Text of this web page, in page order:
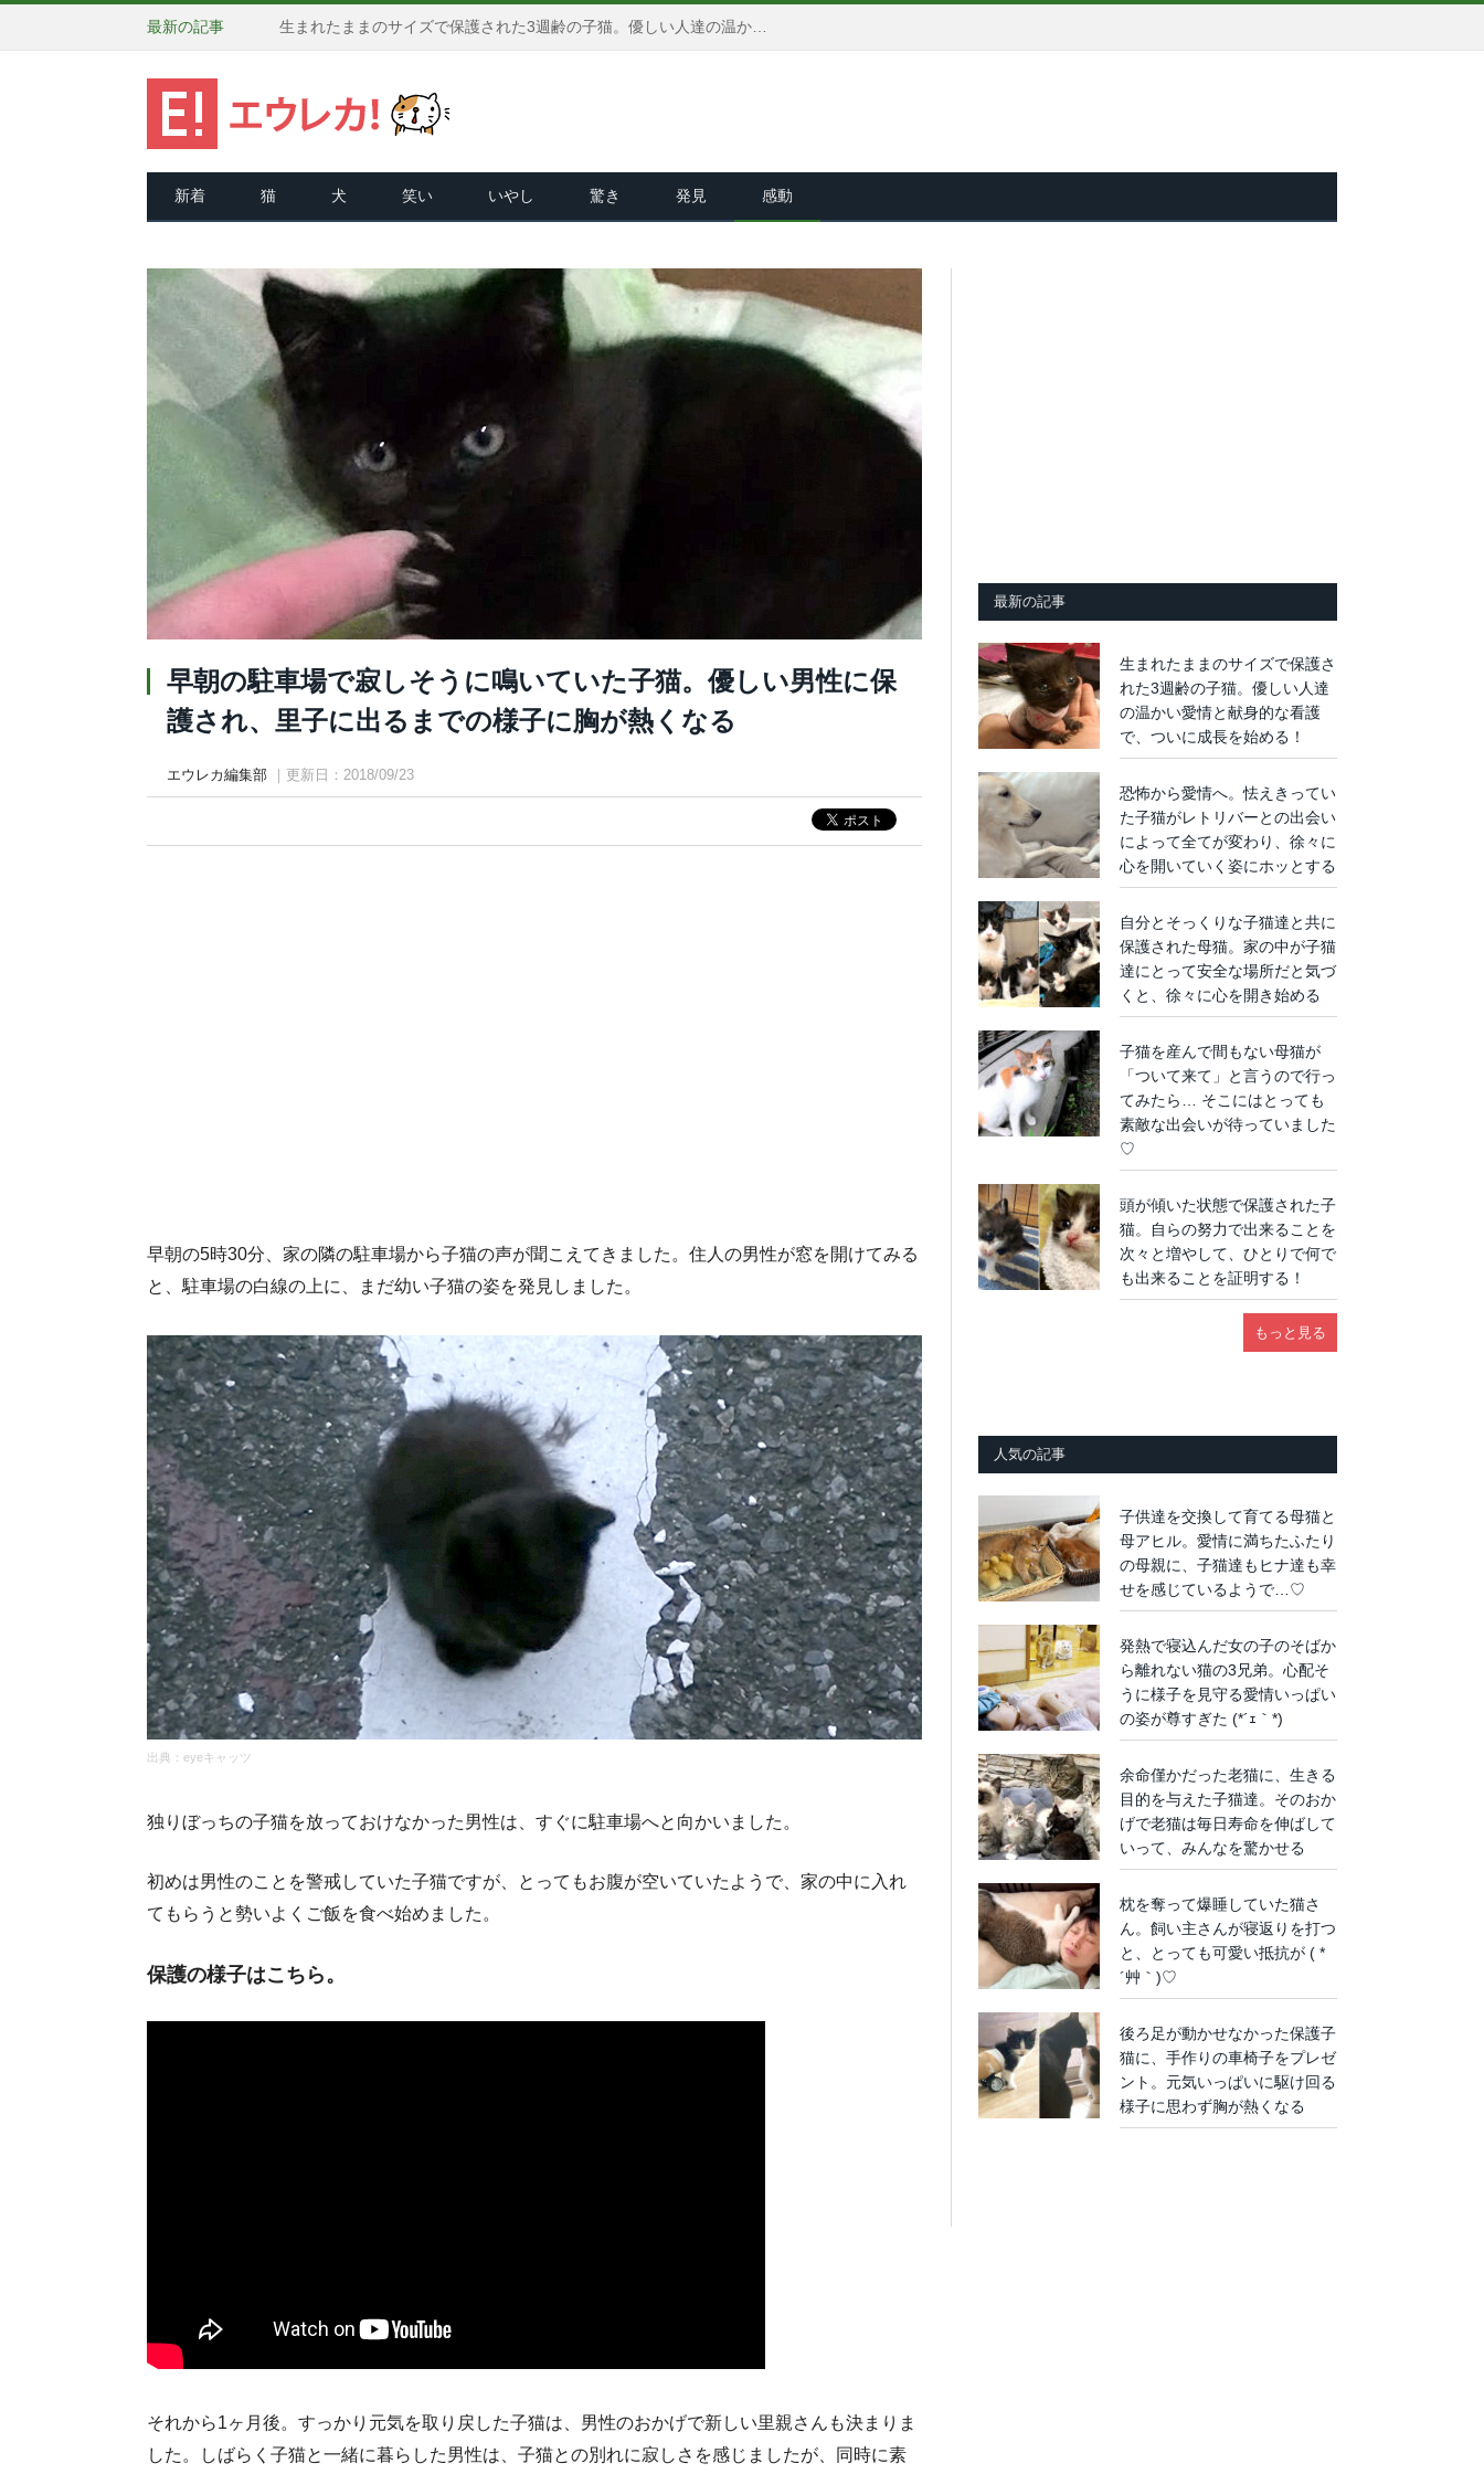
最新の記事 生まれたままのサイズで保護された3週齢の子猫。優しい人達の温かい愛情と献身的な看護で、ついに成長を始める！
新着 猫 犬 笑い いやし 驚き 発見 感動
早朝の駐車場で寂しそうに鳴いていた子猫。優しい男性に保
護され、里子に出るまでの様子に胸が熱くなる
エウレカ編集部 ｜更新日：2018/09/23
早朝の5時30分、家の隣の駐車場から子猫の声が聞こえてきました。住人の男性が窓を開けてみる
と、駐車場の白線の上に、まだ幼い子猫の姿を発見しました。
出典： eyeキャッツ
独りぼっちの子猫を放っておけなかった男性は、すぐに駐車場へと向かいました。
初めは男性のことを警戒していた子猫ですが、とってもお腹が空いていたようで、家の中に入れ
てもらうと勢いよくご飯を食べ始めました。
保護の様子はこちら。
それから1ヶ月後。すっかり元気を取り戻した子猫は、男性のおかげで新しい里親さんも決まりま
した。しばらく子猫と一緒に暮らした男性は、子猫との別れに寂しさを感じましたが、同時に素
最新の記事
生まれたままのサイズで保護さ
れた3週齢の子猫。優しい人達
の温かい愛情と献身的な看護
で、ついに成長を始める！
恐怖から愛情へ。怯えきってい
た子猫がレトリバーとの出会い
によって全てが変わり、徐々に
心を開いていく姿にホッとする
自分とそっくりな子猫達と共に
保護された母猫。家の中が子猫
達にとって安全な場所だと気づ
くと、徐々に心を開き始める
子猫を産んで間もない母猫が
「ついて来て」と言うので行っ
てみたら… そこにはとっても
素敵な出会いが待っていました
♡
頭が傾いた状態で保護された子
猫。自らの努力で出来ることを
次々と増やして、ひとりで何で
も出来ることを証明する！
もっと見る
人気の記事
子供達を交換して育てる母猫と
母アヒル。愛情に満ちたふたり
の母親に、子猫達もヒナ達も幸
せを感じているようで…♡
発熱で寝込んだ女の子のそばか
ら離れない猫の3兄弟。心配そ
うに様子を見守る愛情いっぱい
の姿が尊すぎた (*´ｪ｀*)
余命僅かだった老猫に、生きる
目的を与えた子猫達。そのおか
げで老猫は毎日寿命を伸ばして
いって、みんなを驚かせる
枕を奪って爆睡していた猫さ
ん。飼い主さんが寝返りを打つ
と、とっても可愛い抵抗が ( *
´艸｀)♡
後ろ足が動かせなかった保護子
猫に、手作りの車椅子をプレゼ
ント。元気いっぱいに駆け回る
様子に思わず胸が熱くなる